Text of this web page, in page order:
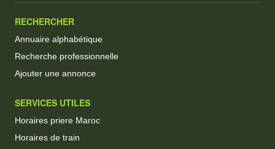
RECHERCHER
Annuaire alphabétique
Recherche professionnelle
Ajouter une annonce
SERVICES UTILES
Horaires priere Maroc
Horaires de train